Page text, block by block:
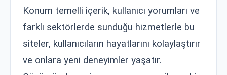
Konum temelli içerik, kullanıcı yorumları ve
farklı sektörlerde sunduğu hizmetlerle bu
siteler, kullanıcıların hayatlarını kolaylaştırır
ve onlara yeni deneyimler yaşatır.